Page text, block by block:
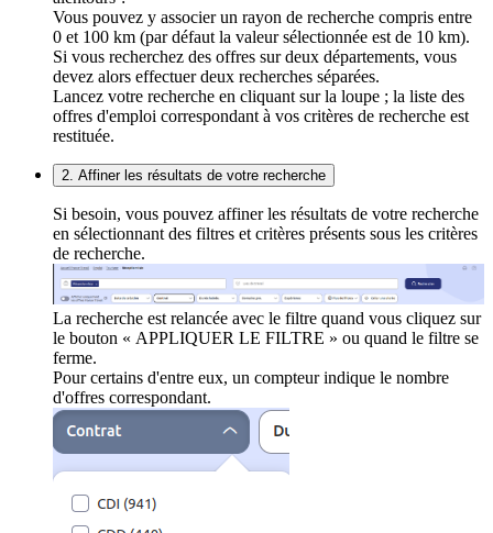
Vous pouvez y associer un rayon de recherche compris entre
0 et 100 km (par défaut la valeur sélectionnée est de 10 km).
Si vous recherchez des offres sur deux départements, vous
devez alors effectuer deux recherches séparées.
Lancez votre recherche en cliquant sur la loupe ; la liste des
offres d'emploi correspondant à vos critères de recherche est
restituée.
2. Affiner les résultats de votre recherche
Si besoin, vous pouvez affiner les résultats de votre recherche
en sélectionnant des filtres et critères présents sous les critères
de recherche.
La recherche est relancée avec le filtre quand vous cliquez sur
le bouton « APPLIQUER LE FILTRE » ou quand le filtre se
ferme.
Pour certains d'entre eux, un compteur indique le nombre
d'offres correspondant.